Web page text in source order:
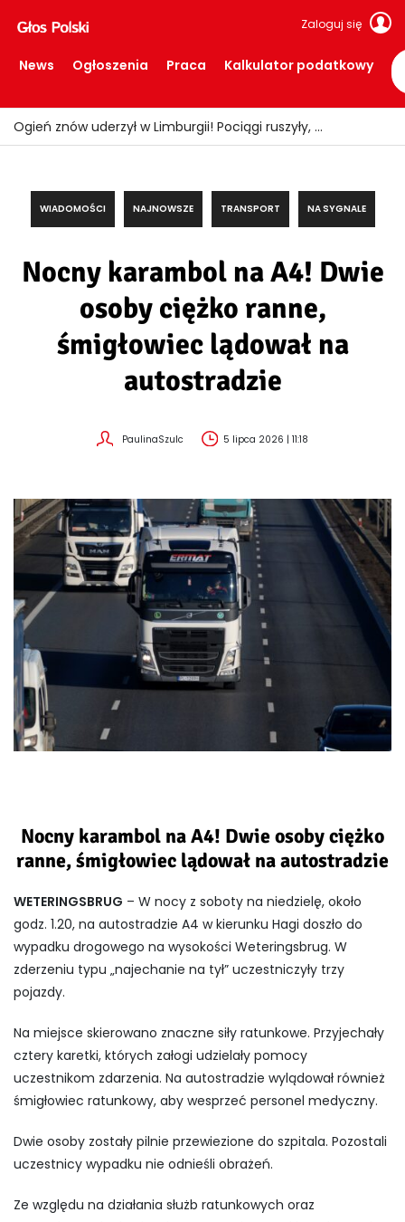
Zaloguj się
News Ogłoszenia Praca Kalkulator podatkowy
Ogień znów uderzył w Limburgii! Pociągi ruszyły, ale teren nadal zamknięty
WIADOMOŚCI NAJNOWSZE TRANSPORT NA SYGNALE
Nocny karambol na A4! Dwie
osoby ciężko ranne,
śmigłowiec lądował na
autostradzie
PaulinaSzulc 5 lipca 2026 | 11:18
Nocny karambol na A4! Dwie osoby ciężko
ranne, śmigłowiec lądował na autostradzie
WETERINGSBRUG – W nocy z soboty na niedzielę, około
godz. 1.20, na autostradzie A4 w kierunku Hagi doszło do
wypadku drogowego na wysokości Weteringsbrug. W
zderzeniu typu „najechanie na tył” uczestniczyły trzy
pojazdy.
Na miejsce skierowano znaczne siły ratunkowe. Przyjechały
cztery karetki, których załogi udzielały pomocy
uczestnikom zdarzenia. Na autostradzie wylądował również
śmigłowiec ratunkowy, aby wesprzeć personel medyczny.
Dwie osoby zostały pilnie przewiezione do szpitala. Pozostali
uczestnicy wypadku nie odnieśli obrażeń.
Ze względu na działania służb ratunkowych oraz